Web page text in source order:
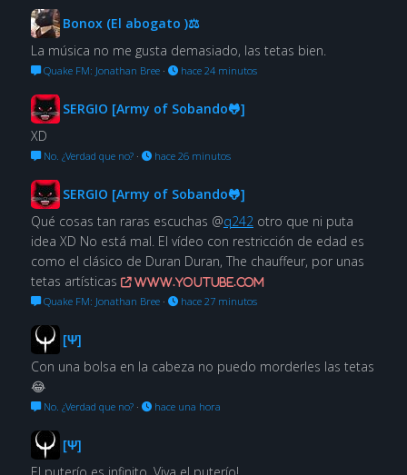
Bonox (El abogato )⚖
La música no me gusta demasiado, las tetas bien.
Quake FM: Jonathan Bree· hace 24 minutos
SERGIO [Army of Sobando🐸]
XD
No. ¿Verdad que no?· hace 26 minutos
SERGIO [Army of Sobando🐸]
Qué cosas tan raras escuchas @q242 otro que ni puta
idea XD No está mal. El vídeo con restricción de edad es
como el clásico de Duran Duran, The chauffeur, por unas
tetas artísticas
www.youtube.com
Quake FM: Jonathan Bree· hace 27 minutos
[Ψ]
Con una bolsa en la cabeza no puedo morderles las tetas
😂
No. ¿Verdad que no?· hace una hora
[Ψ]
El puterío es infinito. Viva el puterío!